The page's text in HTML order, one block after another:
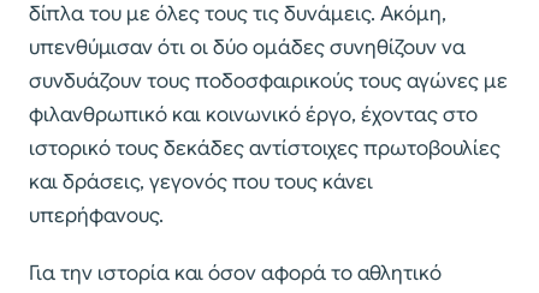
δίπλα του με όλες τους τις δυνάμεις. Ακόμη,
υπενθύμισαν ότι οι δύο ομάδες συνηθίζουν να
συνδυάζουν τους ποδοσφαιρικούς τους αγώνες με
φιλανθρωπικό και κοινωνικό έργο, έχοντας στο
ιστορικό τους δεκάδες αντίστοιχες πρωτοβουλίες
και δράσεις, γεγονός που τους κάνει
υπερήφανους.
Για την ιστορία και όσον αφορά το αθλητικό